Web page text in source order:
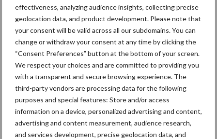
effectiveness, analyzing audience insights, collecting precise
geolocation data, and product development. Please note that
your consent will be valid across all our subdomains. You can
change or withdraw your consent at any time by clicking the
“Consent Preferences” button at the bottom of your screen.
We respect your choices and are committed to providing you
with a transparent and secure browsing experience. The
third-party vendors are processing data for the following
purposes and special features: Store and/or access
information on a device, personalized advertising and content,
advertising and content measurement, audience research,
and services development, precise geolocation data, and
blijft achter
De biologische sector in Nederland groeit door en bereikt in 2025
een retailomzet van ruim €2 miljard. Dat blijkt uit het Bionext
Trendrapport 2025. Tegelijkertijd neemt het biologisch
landbouwareaal toe, maar blijft dit achter ...Lees meer
Varkens
houders
winnen
31 maart 2026